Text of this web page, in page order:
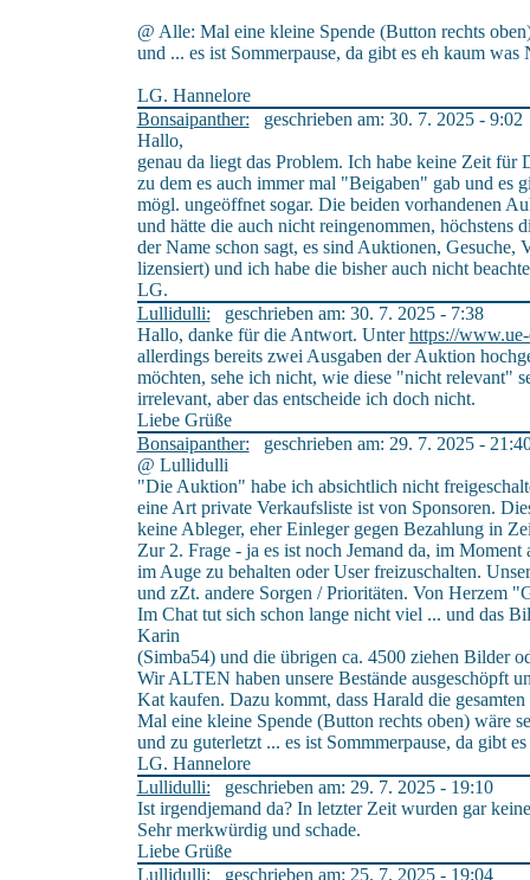
@ Alle: Mal eine kleine Spende (Button rechts
und ... es ist Sommerpause, da gibt es eh kaum was
LG. Hannelore
Bonsaipanther: geschrieben am: 30. 7. 2025 - 9:02
Hallo,
genau da liegt das Problem. Ich habe keine Zeit
zu dem es auch immer mal "Beigaben" gab und es
mögl. ungeöffnet sogar. Die beiden vorhandenen
und hätte die auch nicht reingenommen,
der Name schon sagt, es sind Auktionen,
lizensiert) und ich habe die bisher auch nicht
LG.
Lullidulli: geschrieben am: 30. 7. 2025 - 7:38
Hallo, danke für die Antwort. Unterhttps://
allerdings bereits zwei Ausgaben der Auktion
möchten, sehe ich nicht, wie diese "nicht relevant"
irrelevant, aber das entscheide ich doch nicht.
Liebe Grüße
Bonsaipanther: geschrieben am: 29. 7. 2025 -
@ Lullidulli
"Die Auktion" habe ich absichtlich nicht
eine Art private Verkaufsliste ist von Sponsoren.
keine Ableger, eher Einleger gegen Bezahlung in
Zur 2. Frage - ja es ist noch Jemand da, im
im Auge zu behalten oder User freizuschalten.
und zZt. andere Sorgen / Prioritäten. Von Herzem
Im Chat tut sich schon lange nicht viel ... und das
Karin
(Simba54) und die übrigen ca. 4500 ziehen Bilder
Wir ALTEN haben unsere Bestände ausgeschöpft
Kat kaufen. Dazu kommt, dass Harald die
Mal eine kleine Spende (Button rechts oben) wäre
und zu guterletzt ... es ist Sommmerpause, da gibt
LG. Hannelore
Lullidulli: geschrieben am: 29. 7. 2025 - 19:10
Ist irgendjemand da? In letzter Zeit wurden gar
Sehr merkwürdig und schade.
Liebe Grüße
Lullidulli: geschrieben am: 25. 7. 2025 - 19:04